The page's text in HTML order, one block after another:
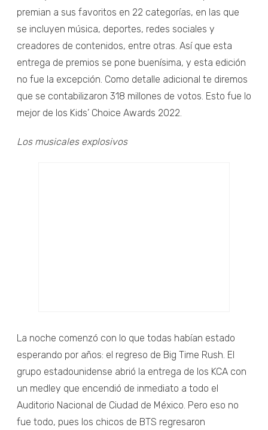
premian a sus favoritos en 22 categorías, en las que
se incluyen música, deportes, redes sociales y
creadores de contenidos, entre otras. Así que esta
entrega de premios se pone buenísima, y esta edición
no fue la excepción. Como detalle adicional te diremos
que se contabilizaron 318 millones de votos. Esto fue lo
mejor de los Kids’ Choice Awards 2022.
Los musicales explosivos
La noche comenzó con lo que todas habían estado
esperando por años: el regreso de Big Time Rush. El
grupo estadounidense abrió la entrega de los KCA con
un medley que encendió de inmediato a todo el
Auditorio Nacional de Ciudad de México. Pero eso no
fue todo, pues los chicos de BTS regresaron